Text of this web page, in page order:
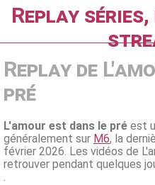
Replay séries,
Replay de
pré
L'amour est dans le pré est
généralement sur M6, la
février 2026. Les vidéos de
retrouver pendant quelques
.